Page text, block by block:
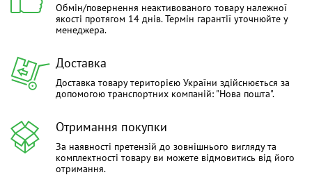
Обмін/повернення неактивованого товару належної
якості протягом 14 днів. Термін гарантії уточнюйте у
менеджера.
Доставка
Доставка товару територією України здійснюється за
допомогою транспортних компаній: "Нова пошта".
Отримання покупки
За наявності претензій до зовнішнього вигляду та
комплектності товару ви можете відмовитись від його
отримання.